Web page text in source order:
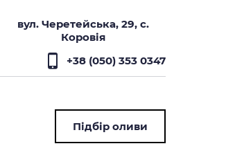
вул. Черетейська, 29, с.
Коровія
+38 (050) 353 0347
Підбір оливи